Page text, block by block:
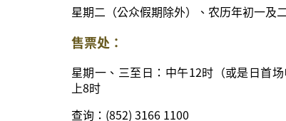
星期二（公众假期除外）、农历年初一及
售票处：
星期一、三至日：中午12时（或是日首
上8时
查询：(852) 3166 1100